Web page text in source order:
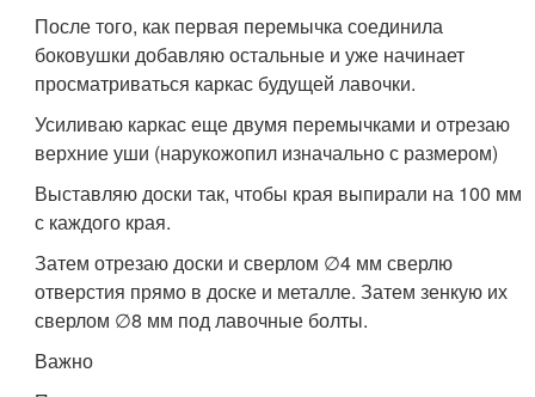
После того, как первая перемычка соединила
боковушки добавляю остальные и уже начинает
просматриваться каркас будущей лавочки.
Усиливаю каркас еще двумя перемычками и отрезаю
верхние уши (нарукожопил изначально с размером)
Выставляю доски так, чтобы края выпирали на 100 мм
с каждого края.
Затем отрезаю доски и сверлом ∅4 мм сверлю
отверстия прямо в доске и металле. Затем зенкую их
сверлом ∅8 мм под лавочные болты.
Важно